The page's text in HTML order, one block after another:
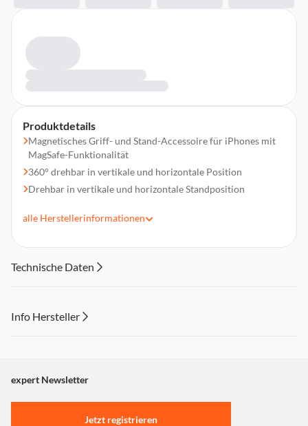
Produktdetails
Magnetisches Griff- und Stand-Accessoire für iPhones mit
MagSafe-Funktionalität
360° drehbar in vertikale und horizontale Position
Drehbar in vertikale und horizontale Standposition
Laden ohne den Dot abzunehmen
alle Herstellerinformationen
Technische Daten
Info Hersteller
"Marketing".
Einstellungen anpassen
expert Newsletter
Jetzt registrieren